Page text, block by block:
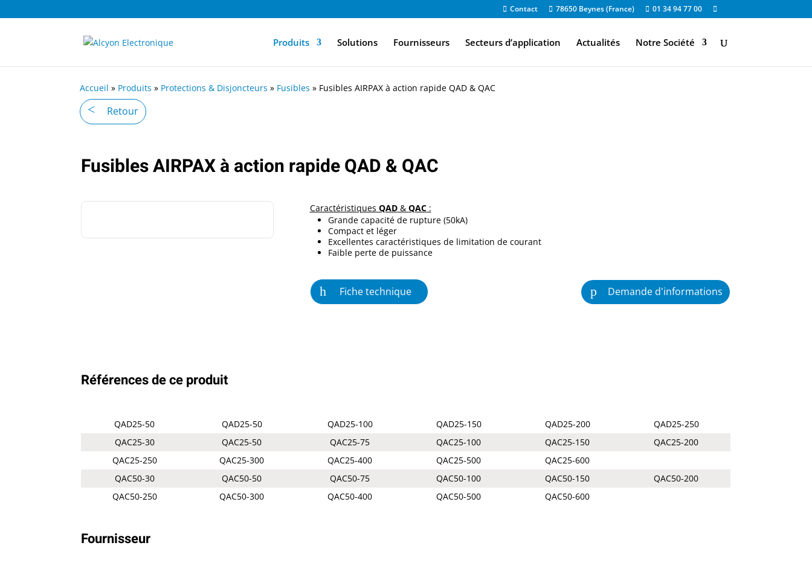
Contact 78650 Beynes (France) 01 34 94 77 00
Produits Solutions Fournisseurs Secteurs d’application Actualités Notre Société
Accueil » Produits » Protections & Disjoncteurs » Fusibles » Fusibles AIRPAX à action rapide QAD & QAC
Retour
Fusibles AIRPAX à action rapide QAD & QAC
Caractéristiques QAD& QAC:
Grande capacité de rupture (50kA)
Compact et léger
Excellentes caractéristiques de limitation de courant
Faible perte de puissance
Fiche technique Demande d'informations
Références de ce produit
QAD25-50 QAD25-50 QAD25-100 QAD25-150 QAD25-200
QAD25-250
QAC25-30
QAC25-50 QAC25-75 QAC25-100 QAC25-150
QAC25-200
QAC25-250
QAC25-300 QAC25-400 QAC25-500
QAC25-600
QAC50-30
QAC50-50 QAC50-75 QAC50-100 QAC50-150
QAC50-200
QAC50-250
QAC50-300 QAC50-400 QAC50-500 QAC50-600
Fournisseur